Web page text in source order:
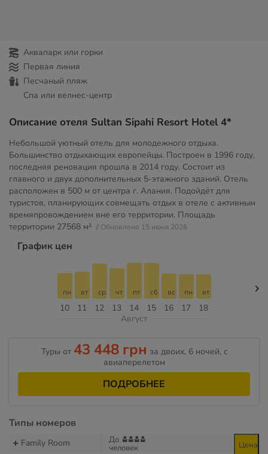
Аквапарк или горки
Первая линия
Песчаный пляж
Спа или велнес-центр
Описание отеля Sultan Sipahi Resort Hotel 4*
Небольшой уютный отель для молодежного отдыха.
Большинство отдыхающих европейцы. Построен в 1996 году,
последняя реновация прошла в 2014 году. Состоит из
главного и двух дополнительных 5-этажного зданий. Отель
расположен в 500 м от центра г. Алания. Подойдёт для
туристов, планирующих совмещать отдых в отеле с активным
времяпровождением вне его территории. Площадь
территории 27568 м² // Обновлено 15 июня 2026
График цен
10
пн
11
вт
12
ср
13
чт
14
пт
15
сб
16
вс
17
пн
18
вт
Август
Туры от 43 448 грн за двоих, 6 ночей, c
авиаперелетом
ПОДРОБНЕЕ
Типы номеров
Family Room До
человек Цена